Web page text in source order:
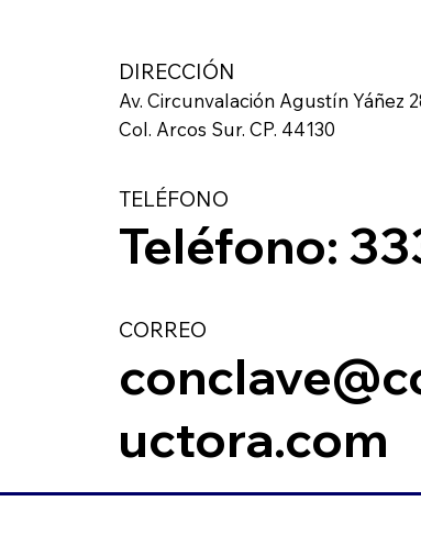
Av. Circunvalación Agustín Yáñez
Col. Arcos Sur. CP. 44130
Teléfono:
uctora.com
DIRECCIÓN
TELÉFONO
CORREO